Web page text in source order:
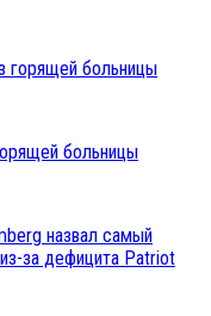
больницы